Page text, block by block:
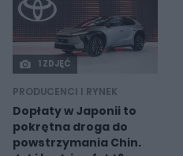
1 ZDJĘĆ
PRODUCENCI I RYNEK
Dopłaty w Japonii to
pokrętna droga do
powstrzymania Chin.